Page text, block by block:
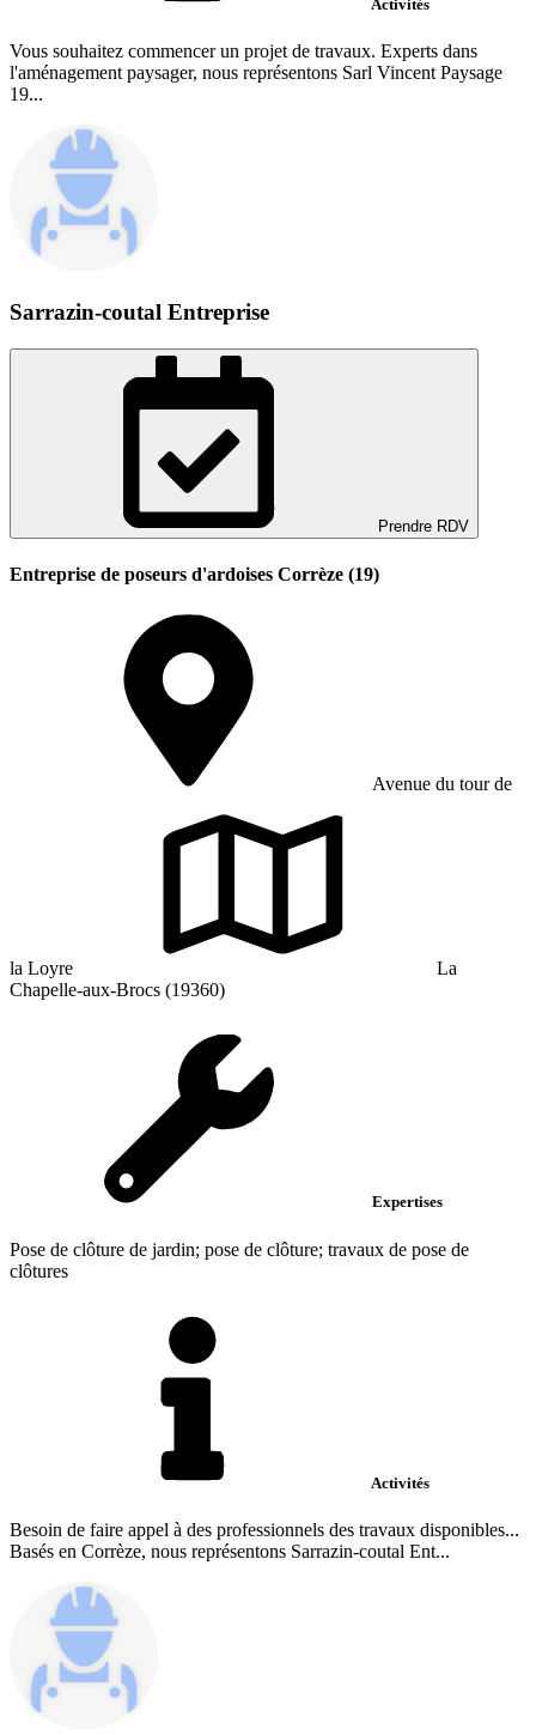
Activités
Vous souhaitez commencer un projet de travaux. Experts dans
l'aménagement paysager, nous représentons Sarl Vincent Paysage
19...
Sarrazin-coutal Entreprise
Prendre RDV
Entreprise de poseurs d'ardoises Corrèze (19)
Avenue du tour de
la Loyre
La
Chapelle-aux-Brocs (19360)
Expertises
Pose de clôture de jardin; pose de clôture; travaux de pose de
clôtures
Activités
Besoin de faire appel à des professionnels des travaux disponibles...
Basés en Corrèze, nous représentons Sarrazin-coutal Ent...